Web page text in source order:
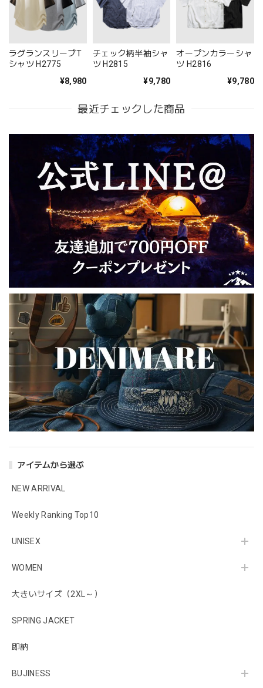
アイテムから選ぶ
NEW ARRIVAL
Weekly Ranking Top10
UNISEX
WOMEN
大きいサイズ（2XL～）
SPRING JACKET
即納
BUJINESS
ラグランスリーブT
シャツ H2775
¥8,980
チェック柄半袖シャ
ツ H2815
¥9,780
オープンカラーシャ
ツ H2816
¥9,780
最近チェックした商品